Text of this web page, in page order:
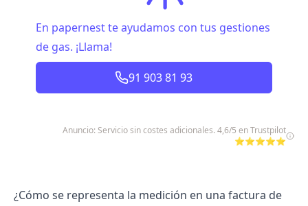
En papernest te ayudamos con tus gestiones
de gas. ¡Llama!
91 903 81 93
Anuncio: Servicio sin costes adicionales. 4,6/5 en Trustpilot
⭐⭐⭐⭐⭐
¿Cómo se representa la medición en una factura de